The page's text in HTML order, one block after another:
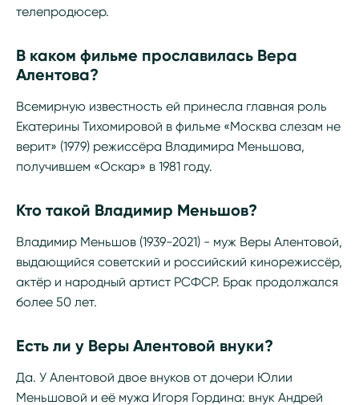
телепродюсер.
В каком фильме прославилась Вера
Алентова?
Всемирную известность ей принесла главная роль
Екатерины Тихомировой в фильме «Москва слезам не
верит» (1979) режиссёра Владимира Меньшова,
получившем «Оскар» в 1981 году.
Кто такой Владимир Меньшов?
Владимир Меньшов (1939-2021) - муж Веры Алентовой,
выдающийся советский и российский кинорежиссёр,
актёр и народный артист РСФСР. Брак продолжался
более 50 лет.
Есть ли у Веры Алентовой внуки?
Да. У Алентовой двое внуков от дочери Юлии
Меньшовой и её мужа Игоря Гордина: внук Андрей